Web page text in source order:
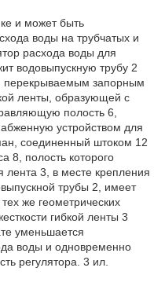
и может быть
воды на трубчатых и
расхода воды для
водовыпускную трубу 2
перекрываемым запорным
ленты, образующей с
полость 6,
устройством для
соединенный штоком 12
8, полость которого
3, в месте крепления
трубы 2, имеет
же геометрических
гибкой ленты 3
уменьшается
воды и одновременно
регулятора. 3 ил.